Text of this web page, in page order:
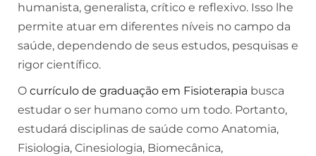
humanista, generalista, crítico e reflexivo. Isso lhe
permite atuar em diferentes níveis no campo da
saúde, dependendo de seus estudos, pesquisas e
rigor científico.
O currículo de graduação em Fisioterapia busca
estudar o ser humano como um todo. Portanto,
estudará disciplinas de saúde como Anatomia,
Fisiologia, Cinesiologia, Biomecânica,